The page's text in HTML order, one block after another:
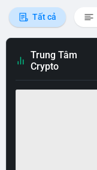
Tất cả
Trung Tâm
Crypto